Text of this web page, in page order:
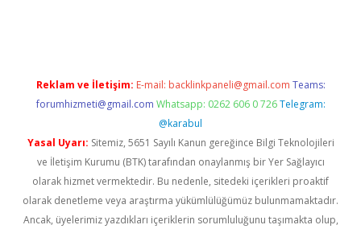
Reklam ve İletişim: E-mail: backlinkpaneli@gmail.com Teams:
forumhizmeti@gmail.com Whatsapp: 0262 606 0 726 Telegram:
@karabul
Yasal Uyarı: Sitemiz, 5651 Sayılı Kanun gereğince Bilgi Teknolojileri
ve İletişim Kurumu (BTK) tarafından onaylanmış bir Yer Sağlayıcı
olarak hizmet vermektedir. Bu nedenle, sitedeki içerikleri proaktif
olarak denetleme veya araştırma yükümlülüğümüz bulunmamaktadır.
Ancak, üyelerimiz yazdıkları içeriklerin sorumluluğunu taşımakta olup,